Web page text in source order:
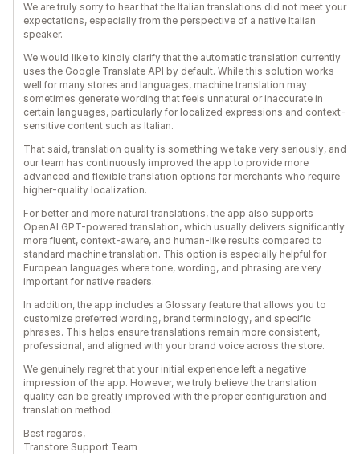
We are truly sorry to hear that the Italian translations did not meet your
expectations, especially from the perspective of a native Italian
speaker.
We would like to kindly clarify that the automatic translation currently
uses the Google Translate API by default. While this solution works
well for many stores and languages, machine translation may
sometimes generate wording that feels unnatural or inaccurate in
certain languages, particularly for localized expressions and context-
sensitive content such as Italian.
That said, translation quality is something we take very seriously, and
our team has continuously improved the app to provide more
advanced and flexible translation options for merchants who require
higher-quality localization.
For better and more natural translations, the app also supports
OpenAI GPT-powered translation, which usually delivers significantly
more fluent, context-aware, and human-like results compared to
standard machine translation. This option is especially helpful for
European languages where tone, wording, and phrasing are very
important for native readers.
In addition, the app includes a Glossary feature that allows you to
customize preferred wording, brand terminology, and specific
phrases. This helps ensure translations remain more consistent,
professional, and aligned with your brand voice across the store.
We genuinely regret that your initial experience left a negative
impression of the app. However, we truly believe the translation
quality can be greatly improved with the proper configuration and
translation method.
Best regards,
Transtore Support Team